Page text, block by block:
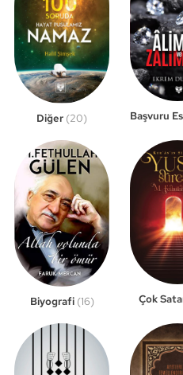
Diğer (20) Başvuru
Biyografi (16) Çok